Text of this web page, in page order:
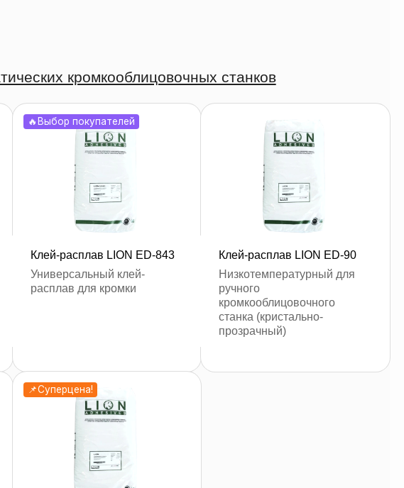
кромкооблицовочных станков
🔥Выбор покупателей
Клей-расплав LION ED-843
Универсальный клей-
расплав для кромки
оставить заявку
Клей-расплав LION ED-90
Низкотемпературный для
ручного
кромкооблицовочного
станка (кристально-
прозрачный)
оставить заявку
📌Суперцена!